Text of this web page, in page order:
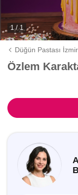
1 / 1
Düğün Pastası İzmir
Özlem